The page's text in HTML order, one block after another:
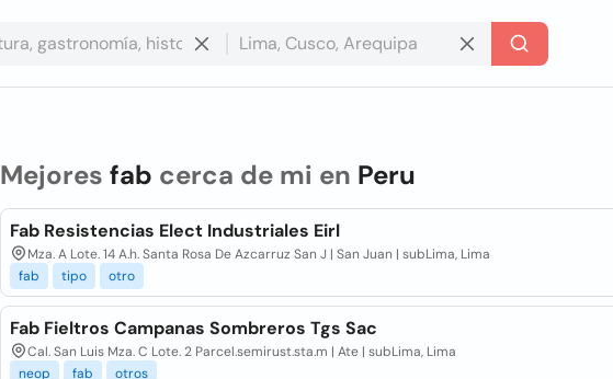
Mejores fab cerca de mi en Peru
Fab Resistencias Elect Industriales Eirl
Mza. A Lote. 14 A.h. Santa Rosa De Azcarruz San J | San Juan | subLima, Lima
fab
tipo otro
Fab Fieltros Campanas Sombreros Tgs Sac
Cal. San Luis Mza. C Lote. 2 Parcel.semirust.sta.m | Ate | subLima, Lima
neop
fab otros